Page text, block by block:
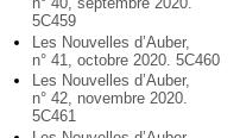
5C459
Les Nouvelles d’Auber,
n° 41, octobre 2020. 5C460
Les Nouvelles d’Auber,
n° 42, novembre 2020.
5C461